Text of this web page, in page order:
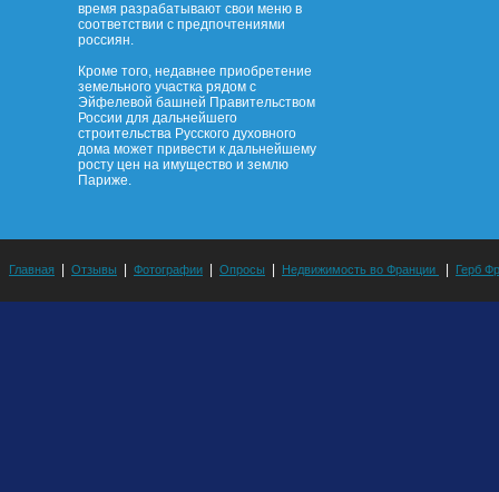
время разрабатывают свои меню в
соответствии с предпочтениями
россиян.
Кроме того, недавнее приобретение
земельного участка рядом с
Эйфелевой башней Правительством
России для дальнейшего
строительства Русского духовного
дома может привести к дальнейшему
росту цен на имущество и землю
Париже.
Главная Отзывы Фотографии Опросы Недвижимость во Франции Герб